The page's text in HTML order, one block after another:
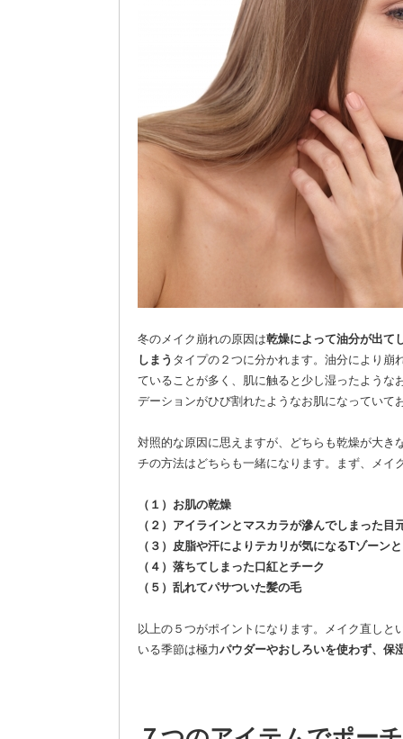
冬のメイク崩れの原因は乾燥によって油分が出て
しまう タイプの２つに分かれます。油分により崩
ていることが多く、肌に触ると少し湿ったよう
デーションがひび割れたようなお肌になってい
対照的な原因に思えますが、どちらも乾燥が大き
チの方法はどちらも一緒になります。まず、メ
（１）お肌の乾燥
（２）アイラインとマスカラが滲んでしまった目
（３）皮脂や汗によりテカリが気になるTゾーン
（４）落ちてしまった口紅とチーク
（５）乱れてパサついた髪の毛
以上の５つがポイントになります。メイク直し
いる季節は極力パウダーやおしろいを使わず、保